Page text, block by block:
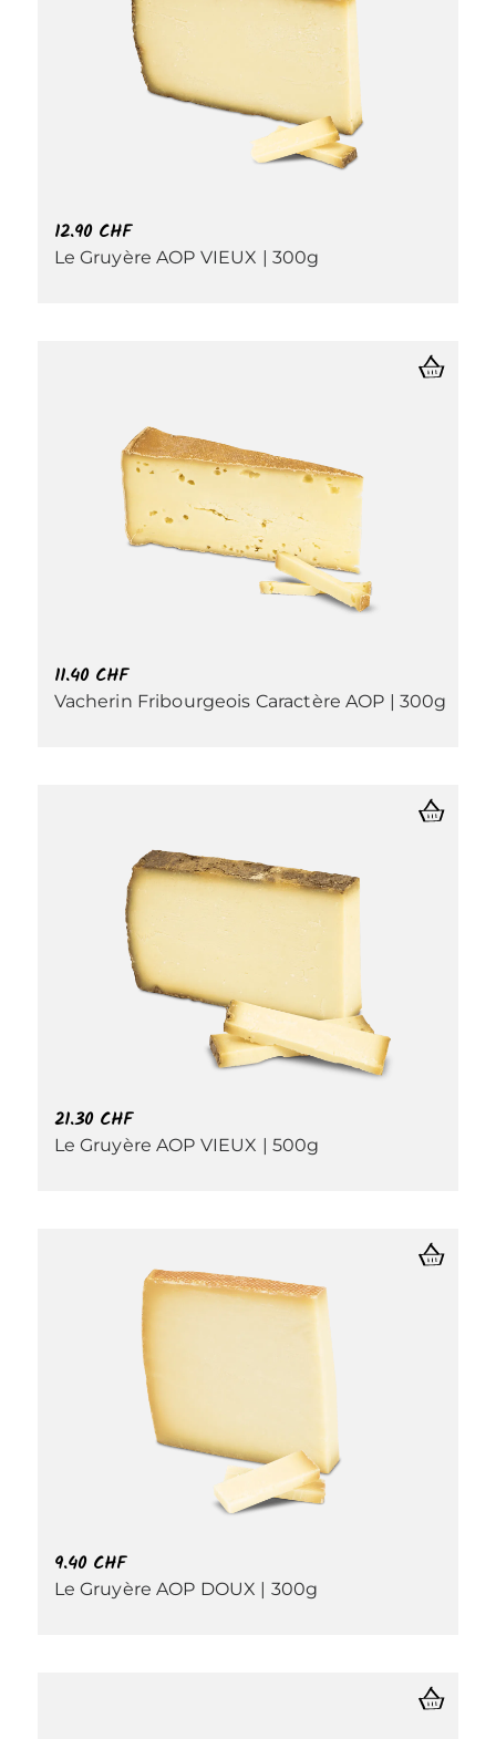
12.90 CHF
Le Gruyère AOP VIEUX | 300g
11.40 CHF
Vacherin Fribourgeois Caractère AOP | 300g
21.30 CHF
Le Gruyère AOP VIEUX | 500g
9.40 CHF
Le Gruyère AOP DOUX | 300g